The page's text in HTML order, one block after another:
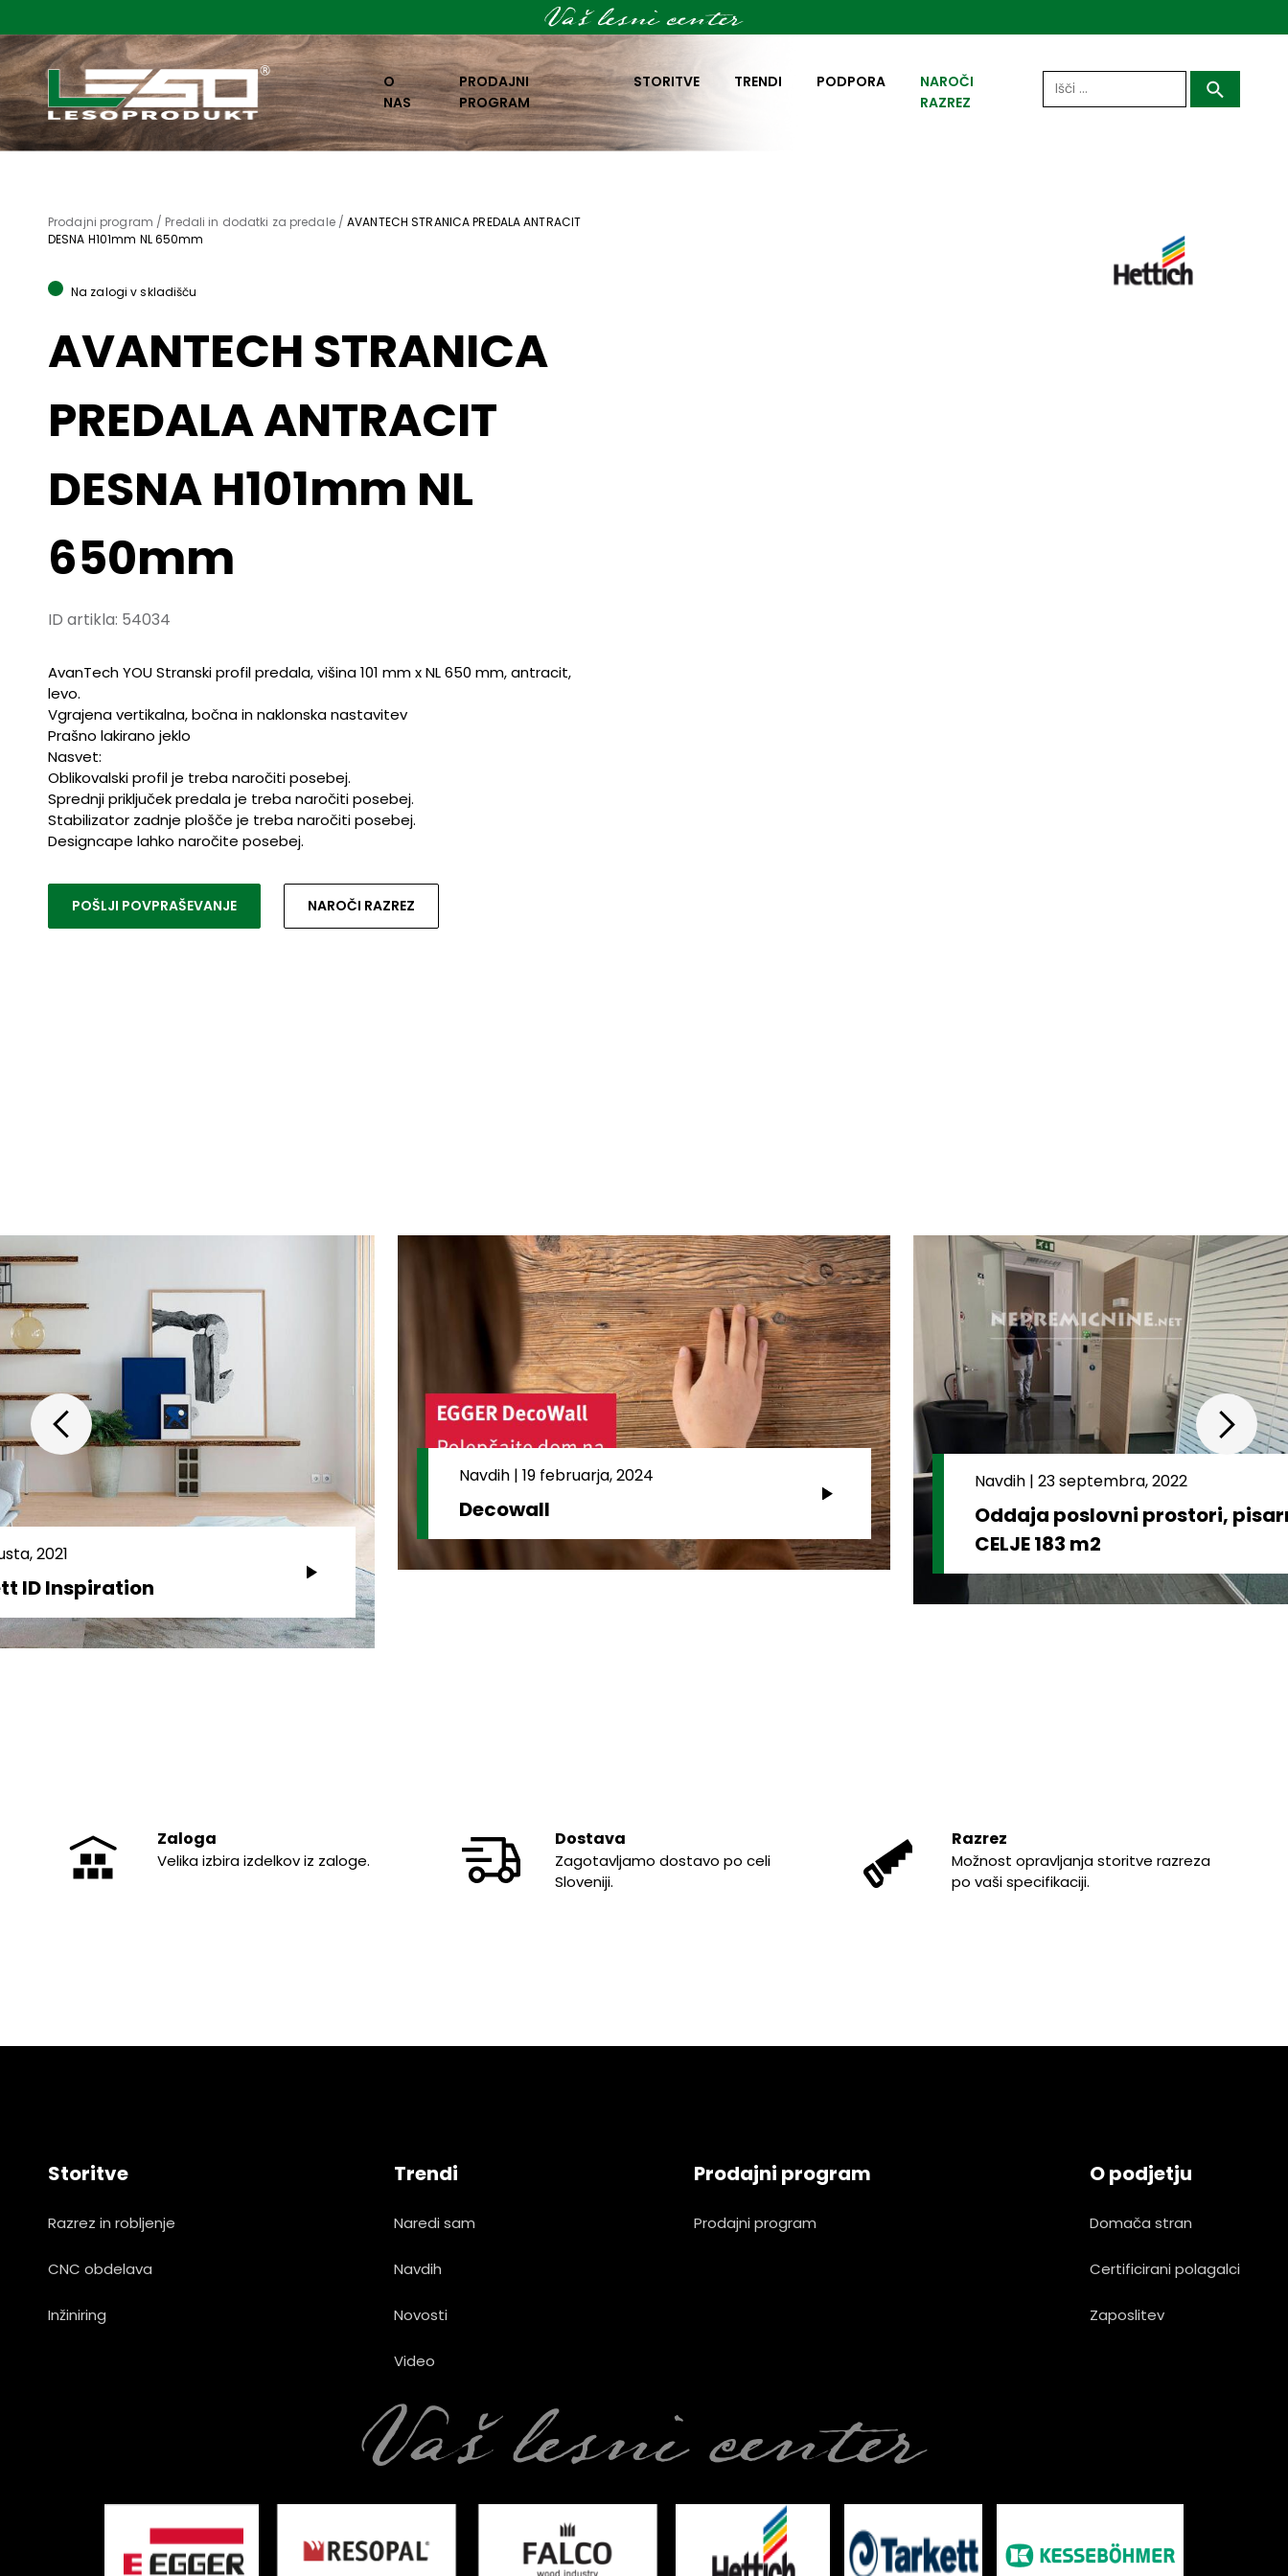
O
NAS
PRODAJNI
PROGRAM
STORITVE TRENDI PODPORA
NAROČI
RAZREZ
Išči:
Prodajni program / Predali in dodatki za predale /AVANTECH STRANICA PREDALA ANTRACIT
DESNA H101mm NL 650mm
Na zalogi v skladišču
AVANTECH STRANICA
PREDALA ANTRACIT
DESNA H101mm NL
650mm
ID artikla: 54034
AvanTech YOU Stranski profil predala, višina 101 mm x NL 650 mm, antracit,
levo.
Vgrajena vertikalna, bočna in naklonska nastavitev
Prašno lakirano jeklo
Nasvet:
Oblikovalski profil je treba naročiti posebej.
Sprednji priključek predala je treba naročiti posebej.
Stabilizator zadnje plošče je treba naročiti posebej.
Designcape lahko naročite posebej.
POŠLJI POVPRAŠEVANJE NAROČI RAZREZ
2021
ID Inspiration
Navdih |19 februarja, 2024
Decowall
Navdih |23 septembra, 2022
Oddaja poslovni prostori,
CELJE 183 m2
Zaloga
Velika izbira izdelkov iz zaloge.
Dostava
Zagotavljamo dostavo po celi
Sloveniji.
Razrez
Možnost opravljanja storitve razreza
po vaši specifikaciji.
Storitve
Razrez in robljenje
CNC obdelava
Inžiniring
Trendi
Naredi sam
Navdih
Novosti
Video
Prodajni program
Prodajni program
O podjetju
Domača stran
Certificirani polagalci
Zaposlitev